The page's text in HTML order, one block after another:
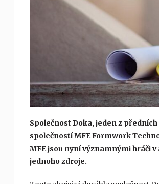
Společnost Doka, jeden z
společností MFE Formwork
MFE jsou nyní významnými hráči
jednoho zdroje.